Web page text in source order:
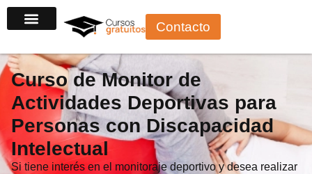
al
Contacto
Curso de Monitor de
Actividades Deportivas para
Personas con Discapacidad
Intelectual
Si tiene interés en el monitoraje deportivo y desea realizar